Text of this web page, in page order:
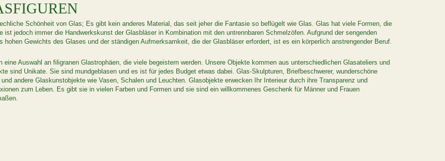
Schönheit von Glas; Es gibt kein anderes Material, das seit jeher die Fantasie so beflügelt wie Glas. Glas hat viele Formen, die
ist jedoch immer die Handwerkskunst der Glasbläser in Kombination mit den untrennbaren Schmelzöfen. Aufgrund der sengenden
hohen Gewichts des Glases und der ständigen Aufmerksamkeit, die der Glasbläser erfordert, ist es ein körperlich anstrengender Beruf.
eine Auswahl an filigranen Glastrophäen, die viele begeistern werden. Unsere Objekte kommen aus unterschiedlichen Glasateliers und
sind Unikate. Sie sind mundgeblasen und es ist für jedes Budget etwas dabei. Glas-Skulpturen, Briefbeschwerer, wunderschöne
andere Glaskunstobjekte wie Vasen, Schalen und Leuchten. Glasobjekte erwecken Ihr Interieur durch ihre Transparenz und
zum Leben. Es gibt sie in vielen Farben und Formen und sie sind ein willkommenes Geschenk für Männer und Frauen